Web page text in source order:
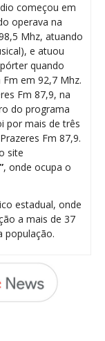
começou em
operava na
Mhz, atuando
e atuou
quando
em 92,7 Mhz.
Fm 87,9, na
do programa
por mais de três
Fm 87,9.
site
, onde ocupa o
estadual, onde
a mais de 37
população.